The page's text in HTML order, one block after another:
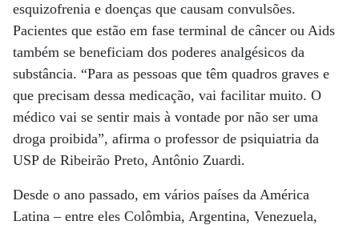
esquizofrenia e doenças que causam convulsões.
Pacientes que estão em fase terminal de câncer ou Aids
também se beneficiam dos poderes analgésicos da
substância. “Para as pessoas que têm quadros graves e
que precisam dessa medicação, vai facilitar muito. O
médico vai se sentir mais à vontade por não ser uma
droga proibida”, afirma o professor de psiquiatria da
USP de Ribeirão Preto, Antônio Zuardi.
Desde o ano passado, em vários países da América
Latina – entre eles Colômbia, Argentina, Venezuela,